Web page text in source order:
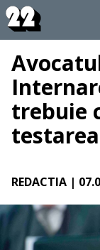
trebuie
REDACTIA |